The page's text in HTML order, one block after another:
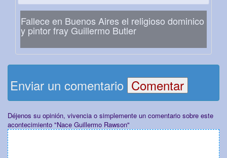
Fallece en Buenos Aires el religioso dominico
y pintor fray Guillermo Butler
Enviar un comentario
Déjenos su opinión, vivencia o simplemente un comentario sobre este
acontecimiento "Nace Guillermo Rawson"